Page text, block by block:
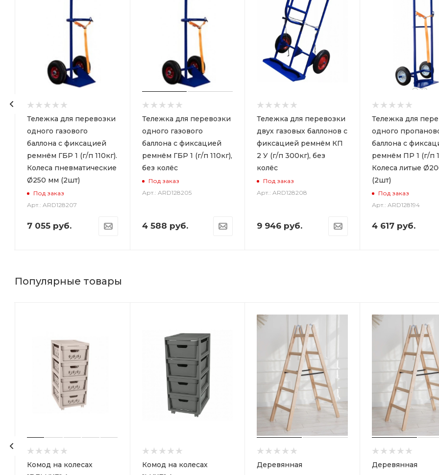
Тележка для перевозки
одного газового
баллона с фиксацией
ремнём ГБР 1 (г/п 110кг).
Колеса пневматические
Ø250 мм (2шт)
Под заказ
Арт.: ARD128207
7 055руб.
Тележка для перевозки
одного газового
баллона с фиксацией
ремнём ГБР 1 (г/п 110кг),
без колёс
Под заказ
Арт.: ARD128205
4 588 руб.
Тележка для перевозки
двух газовых баллонов с
фиксацией ремнём КП
2 У (г/п 300кг), без
колёс
Под заказ
Арт.: ARD128208
9 946 руб.
Тележка для
одного
баллона с
ремнём ПР 1 (г/п
Колеса литые
(2шт)
Под заказ
Арт.: ARD128194
4 617 руб.
Популярные товары
Комод на колесах
Комод на колесах
Деревянная
Деревянная